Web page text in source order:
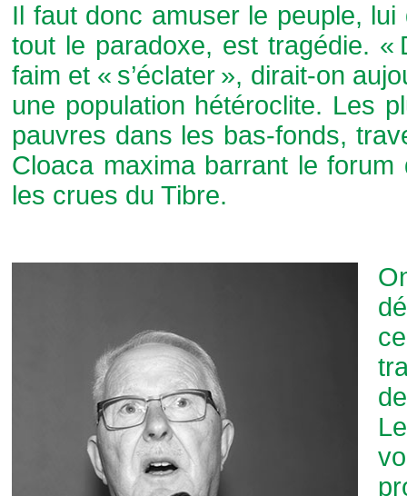
Il faut donc amuser le peuple, lui
tout le paradoxe, est tragédie.
faim et « s’éclater », dirait-on
une population hétéroclite. Les
pauvres dans les bas-fonds,
Cloaca maxima barrant le
les crues du Tibre.